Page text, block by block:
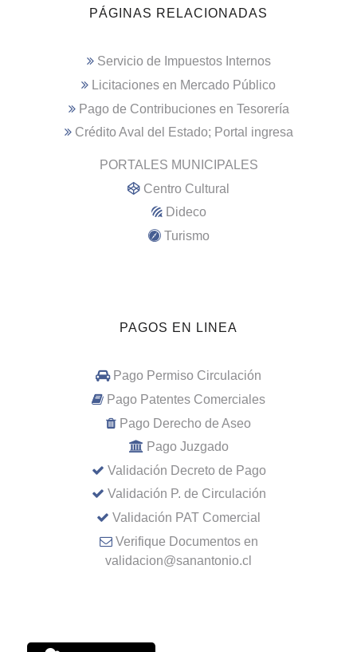
PÁGINAS RELACIONADAS
Servicio de Impuestos Internos
Licitaciones en Mercado Público
Pago de Contribuciones en Tesorería
Crédito Aval del Estado; Portal ingresa
PORTALES MUNICIPALES
Centro Cultural
Dideco
Turismo
PAGOS EN LINEA
Pago Permiso Circulación
Pago Patentes Comerciales
Pago Derecho de Aseo
Pago Juzgado
Validación Decreto de Pago
Validación P. de Circulación
Validación PAT Comercial
Verifique Documentos en
validacion@sanantonio.cl